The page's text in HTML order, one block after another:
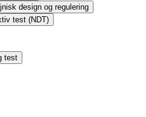
design og regulering
test (NDT)
test